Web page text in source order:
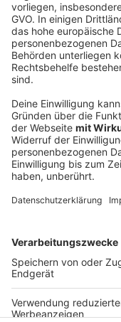
SPD: Neuer
der Kommunalwahl
Wahlkampf
Zachels
sauberes Stadtbild
Anzeige
Anzeige